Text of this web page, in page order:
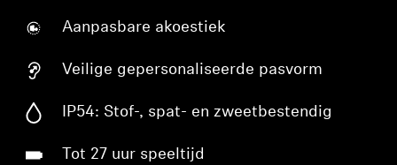
Aanpasbare akoestiek
Veilige gepersonaliseerde pasvorm
IP54: Stof-, spat- en zweetbestendig
Tot 27 uur speeltijd